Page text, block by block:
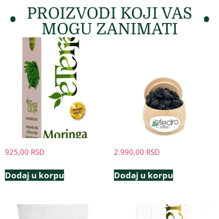
PROIZVODI KOJI VAS
MOGU ZANIMATI
925,00 RSD
Dodaj u korpu
2.990,00 RSD
Dodaj u korpu